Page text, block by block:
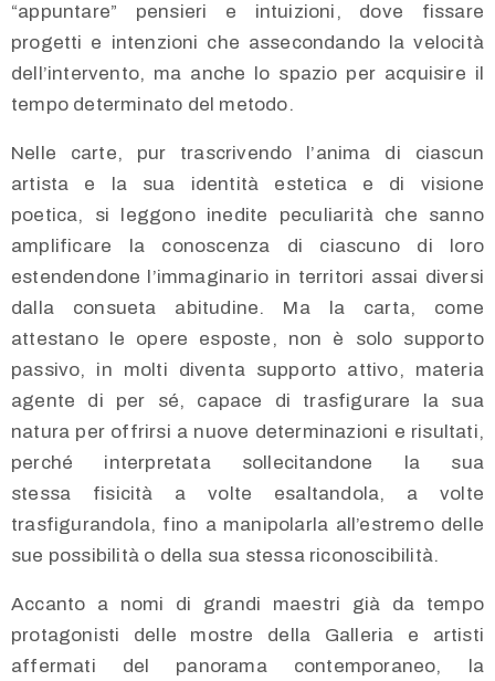
“appuntare” pensieri e intuizioni, dove fissare
progetti e intenzioni che assecondando la velocità
dell’intervento, ma anche lo spazio per acquisire il
tempo determinato del metodo.
Nelle carte, pur trascrivendo l’anima di ciascun
artista e la sua identità estetica e di visione
poetica, si leggono inedite peculiarità che sanno
amplificare la conoscenza di ciascuno di loro
estendendone l’immaginario in territori assai diversi
dalla consueta abitudine. Ma la carta, come
attestano le opere esposte, non è solo supporto
passivo, in molti diventa supporto attivo, materia
agente di per sé, capace di trasfigurare la sua
natura per offrirsi a nuove determinazioni e risultati,
perché interpretata sollecitandone la sua
stessa fisicità a volte esaltandola, a volte
trasfigurandola, fino a manipolarla all’estremo delle
sue possibilità o della sua stessa riconoscibilità.
Accanto a nomi di grandi maestri già da tempo
protagonisti delle mostre della Galleria e artisti
affermati del panorama contemporaneo, la